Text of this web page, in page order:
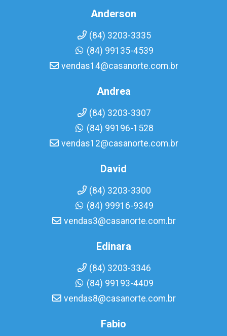
Anderson
(84) 3203-3335
(84) 99135-4539
vendas14@casanorte.com.br
Andrea
(84) 3203-3307
(84) 99196-1528
vendas12@casanorte.com.br
David
(84) 3203-3300
(84) 99916-9349
vendas3@casanorte.com.br
Edinara
(84) 3203-3346
(84) 99193-4409
vendas8@casanorte.com.br
Fabio